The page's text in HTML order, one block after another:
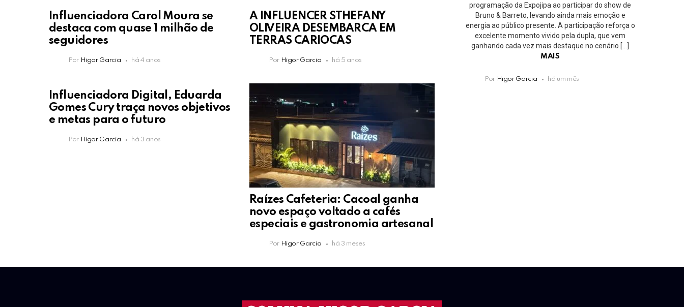
Influenciadora Carol Moura se
destaca com quase 1 milhão de
seguidores
Por Higor Garcia há 4 anos
A INFLUENCER STHEFANY
OLIVEIRA DESEMBARCA EM
TERRAS CARIOCAS
Por Higor Garcia há 5 anos
Influenciadora Digital, Eduarda
Gomes Cury traça novos objetivos
e metas para o futuro
Por Higor Garcia há 3 anos
Raízes Cafeteria: Cacoal ganha
novo espaço voltado a cafés
especiais e gastronomia artesanal
Por Higor Garcia há 3 meses
programação da Expojipa ao participar do show de
Bruno & Barreto, levando ainda mais emoção e
energia ao público presente. A participação reforça o
excelente momento vivido pela dupla, que vem
ganhando cada vez mais destaque no cenário […]
MAIS
Por Higor Garcia há um mês